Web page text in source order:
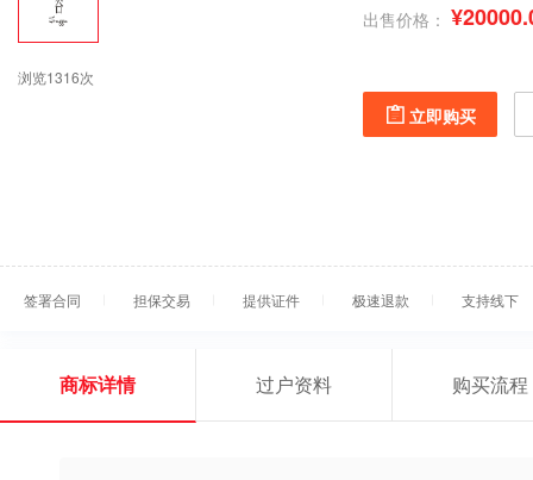
浏览1316次
出售价格：
立即购买
签署合同 担保交易 提供证件 极速退款 支持线下
商标详情 过户资料 购买流程